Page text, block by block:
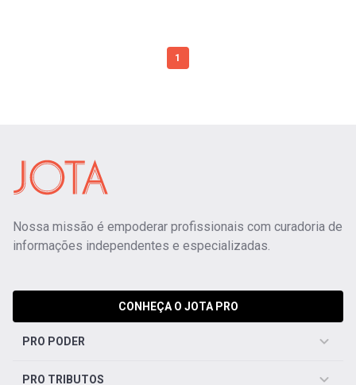
1
Nossa missão é empoderar profissionais com curadoria de
informações independentes e especializadas.
CONHEÇA O JOTA PRO
PRO PODER
PRO TRIBUTOS